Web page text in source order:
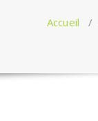
Accueil /